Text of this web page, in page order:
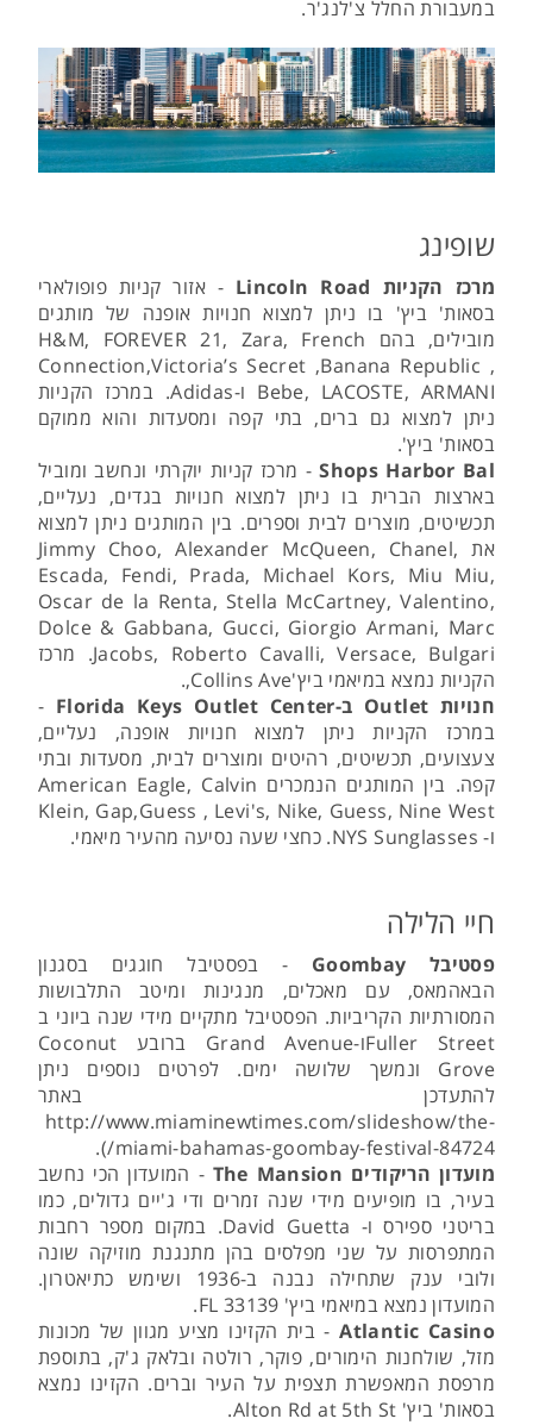
במעבורת החלל צ'לנג'ר.
שופינג
מרכז הקניות Lincoln Road
- אזור קניות פופולארי
בסאות' ביץ' בו ניתן למצוא חנויות אופנה של מותגים
מובילים, בהם H&M, FOREVER 21, Zara, French
Connection,Victoria’s Secret ,Banana Republic ,
Bebe, LACOSTE, ARMANI ו-Adidas. במרכז הקניות
ניתן למצוא גם ברים, בתי קפה ומסעדות והוא ממוקם
בסאות' ביץ'.
Shops Harbor Bal- מרכז קניות יוקרתי ונחשב ומוביל
בארצות הברית בו ניתן למצוא חנויות בגדים, נעליים,
תכשיטים, מוצרים לבית וספרים. בין המותגים ניתן למצוא
את Jimmy Choo, Alexander McQueen, Chanel,
Escada, Fendi, Prada, Michael Kors, Miu Miu,
Oscar de la Renta, Stella McCartney, Valentino,
Dolce & Gabbana, Gucci, Giorgio Armani, Marc
Jacobs, Roberto Cavalli, Versace, Bulgari. מרכז
הקניות נמצא במיאמי ביץ'Collins Ave,.
חנויות Outlet ב-Florida Keys Outlet Center
-
במרכז הקניות ניתן למצוא חנויות אופנה, נעליים,
צעצועים, תכשיטים, רהיטים ומוצרים לבית, מסעדות ובתי
קפה. בין המותגים הנמכרים American Eagle, Calvin
Klein, Gap,Guess , Levi's, Nike, Guess, Nine West
ו- NYS Sunglasses. כחצי שעה נסיעה מהעיר מיאמי.
חיי הלילה
פסטיבל Goombay
- בפסטיבל חוגגים בסגנון
הבאהמאס, עם מאכלים, מנגינות ומיטב התלבושות
המסורתיות הקריביות. הפסטיבל מתקיים מידי שנה ביוני ב
Fuller Streetו-Grand Avenue ברובע Coconut
Grove ונמשך שלושה ימים. לפרטים נוספים ניתן
להתעדכן באתר
http://www.miaminewtimes.com/slideshow/the-
miami-bahamas-goombay-festival-84724/).
מועדון הריקודים The Mansion
- המועדון הכי נחשב
בעיר, בו מופיעים מידי שנה זמרים ודי ג'יים גדולים, כמו
בריטני ספירס ו- David Guetta. במקום מספר רחבות
המתפרסות על שני מפלסים בהן מתנגנת מוזיקה שונה
ולובי ענק שתחילה נבנה ב-1936 ושימש כתיאטרון.
המועדון נמצא במיאמי ביץ' FL 33139.
Atlantic Casino - בית הקזינו מציע מגוון של מכונות
מזל, שולחנות הימורים, פוקר, רולטה ובלאק ג'ק, בתוספת
מרפסת המאפשרת תצפית על העיר וברים. הקזינו נמצא
בסאות' ביץ' Alton Rd at 5th St.